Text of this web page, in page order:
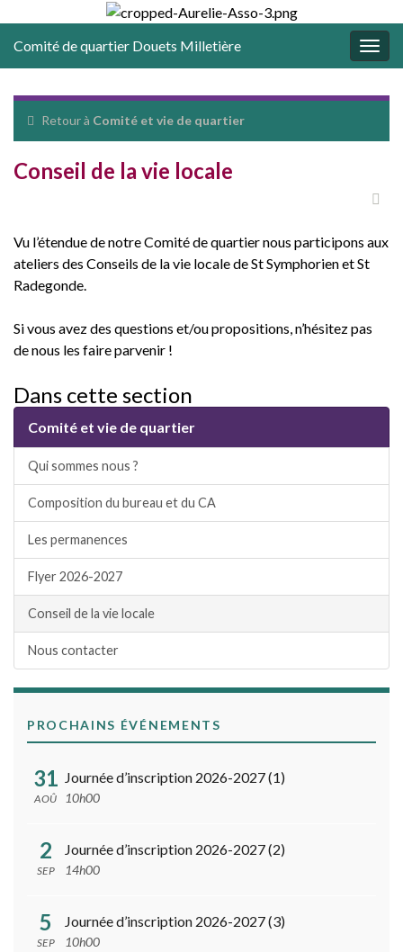
Comité de quartier Douets Milletière
Retour à Comité et vie de quartier
Conseil de la vie locale
Vu l’étendue de notre Comité de quartier nous participons aux
ateliers des Conseils de la vie locale de St Symphorien et St
Radegonde.
Si vous avez des questions et/ou propositions, n’hésitez pas
de nous les faire parvenir !
Dans cette section
Comité et vie de quartier
Qui sommes nous ?
Composition du bureau et du CA
Les permanences
Flyer 2026-2027
Conseil de la vie locale
Nous contacter
PROCHAINS ÉVÉNEMENTS
31
AOÛ
Journée d’inscription 2026-2027 (1)
10h00
2
SEP
Journée d’inscription 2026-2027 (2)
14h00
5
SEP
Journée d’inscription 2026-2027 (3)
10h00